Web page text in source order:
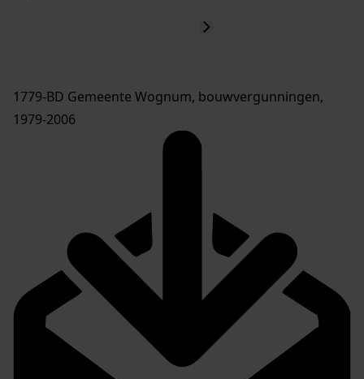
1779-BD Gemeente Wognum, bouwvergunningen,
1979-2006